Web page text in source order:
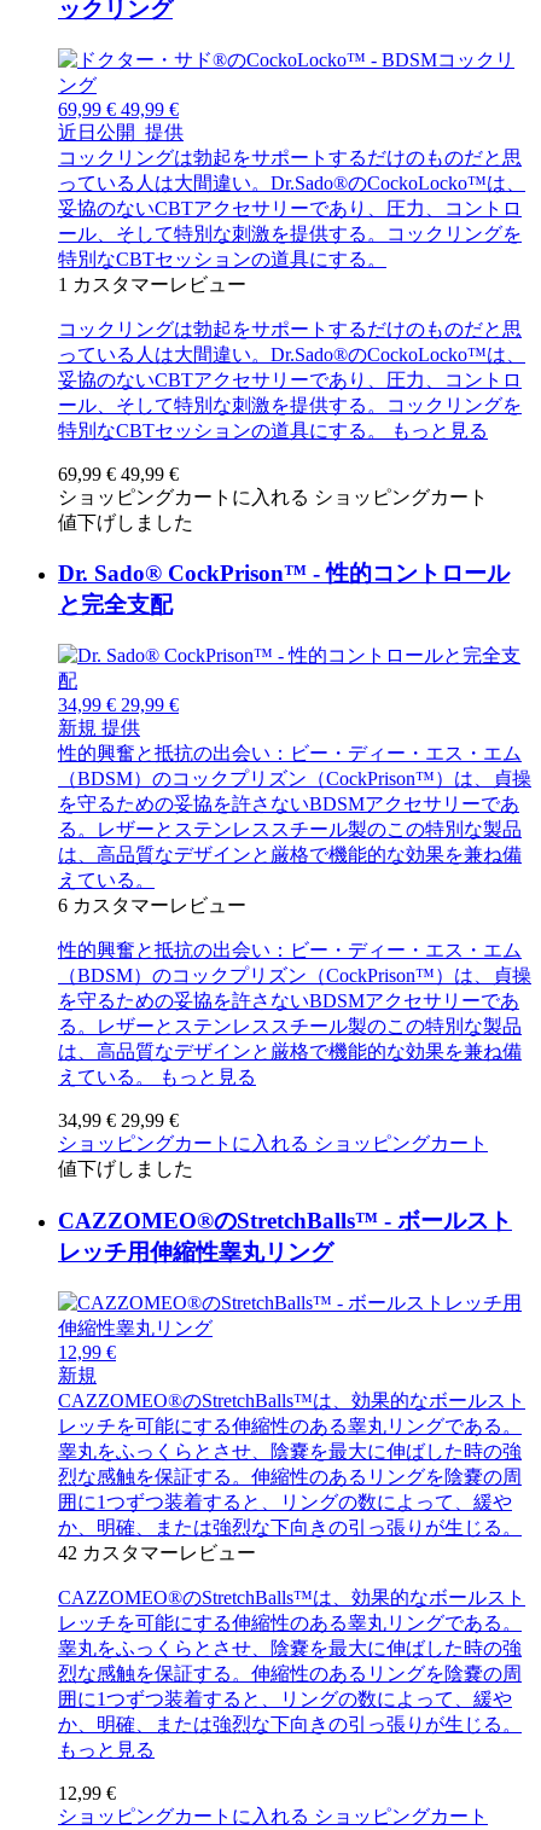
ックリング
69,99 € 49,99 €
近日公開 提供
コックリングは勃起をサポートするだけのものだと思
っている人は大間違い。Dr.Sado®のCockoLocko™は、
妥協のないCBTアクセサリーであり、圧力、コントロ
ール、そして特別な刺激を提供する。コックリングを
特別なCBTセッションの道具にする。
1 カスタマーレビュー
コックリングは勃起をサポートするだけのものだと思
っている人は大間違い。Dr.Sado®のCockoLocko™は、
妥協のないCBTアクセサリーであり、圧力、コントロ
ール、そして特別な刺激を提供する。コックリングを
特別なCBTセッションの道具にする。
もっと見る
69,99 € 49,99 €
ショッピングカートに入れる ショッピングカート
値下げしました
Dr. Sado® CockPrison™ - 性的コントロール
と完全支配
34,99 € 29,99 €
新規 提供
性的興奮と抵抗の出会い：ビー・ディー・エス・エム
（BDSM）のコックプリズン（CockPrison™）は、貞操
を守るための妥協を許さないBDSMアクセサリーであ
る。レザーとステンレススチール製のこの特別な製品
は、高品質なデザインと厳格で機能的な効果を兼ね備
えている。
6 カスタマーレビュー
性的興奮と抵抗の出会い：ビー・ディー・エス・エム
（BDSM）のコックプリズン（CockPrison™）は、貞操
を守るための妥協を許さないBDSMアクセサリーであ
る。レザーとステンレススチール製のこの特別な製品
は、高品質なデザインと厳格で機能的な効果を兼ね備
えている。
もっと見る
34,99 € 29,99 €
ショッピングカートに入れる ショッピングカート
値下げしました
CAZZOMEO®のStretchBalls™ - ボールスト
レッチ用伸縮性睾丸リング
12,99 €
新規
CAZZOMEO®のStretchBalls™は、効果的なボールスト
レッチを可能にする伸縮性のある睾丸リングである。
睾丸をふっくらとさせ、陰嚢を最大に伸ばした時の強
烈な感触を保証する。伸縮性のあるリングを陰嚢の周
囲に1つずつ装着すると、リングの数によって、緩や
か、明確、または強烈な下向きの引っ張りが生じる。
42 カスタマーレビュー
CAZZOMEO®のStretchBalls™は、効果的なボールスト
レッチを可能にする伸縮性のある睾丸リングである。
睾丸をふっくらとさせ、陰嚢を最大に伸ばした時の強
烈な感触を保証する。伸縮性のあるリングを陰嚢の周
囲に1つずつ装着すると、リングの数によって、緩や
か、明確、または強烈な下向きの引っ張りが生じる。
もっと見る
12,99 €
ショッピングカートに入れる ショッピングカート